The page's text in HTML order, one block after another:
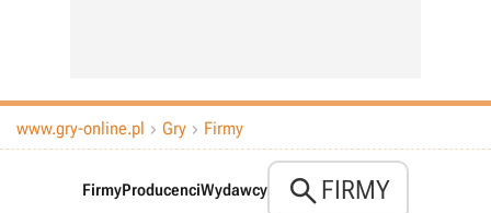
www.gry-online.pl  Gry  Firmy
FirmyProducenciWydawcy FIRMY